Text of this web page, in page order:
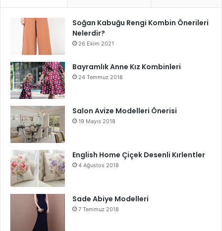
Soğan Kabuğu Rengi Kombin Önerileri
Nelerdir?
26 Ekim 2021
Bayramlık Anne Kız Kombinleri
24 Temmuz 2018
Salon Avize Modelleri Önerisi
19 Mayıs 2018
English Home Çiçek Desenli Kırlentler
4 Ağustos 2018
Sade Abiye Modelleri
7 Temmuz 2018